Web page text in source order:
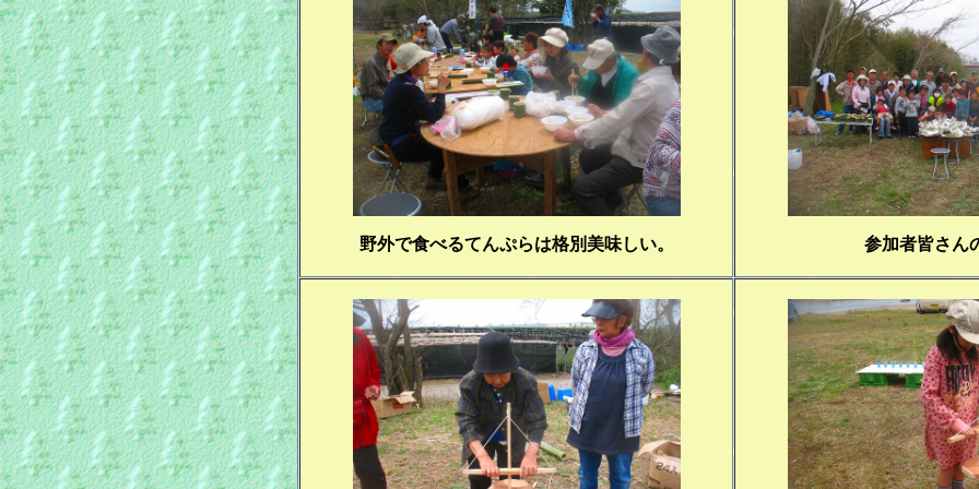
野外で食べるてんぷらは格別美味しい。 参加者皆さん